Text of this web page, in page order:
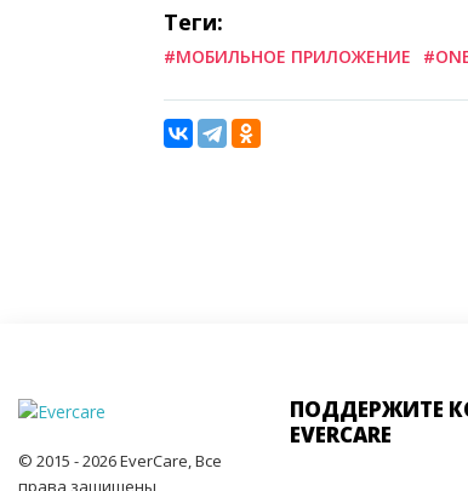
Теги:
#МОБИЛЬНОЕ ПРИЛОЖЕНИЕ
© 2015 - 2026 EverCare, Все
права защищены
ПОДДЕРЖИТЕ
EVERCARE